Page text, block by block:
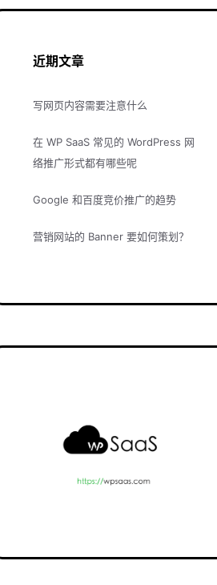
近期文章
写网页内容需要注意什么
在 WP SaaS 常见的 WordPress 网
络推广形式都有哪些呢
Google 和百度竞价推广的趋势
营销网站的 Banner 要如何策划？